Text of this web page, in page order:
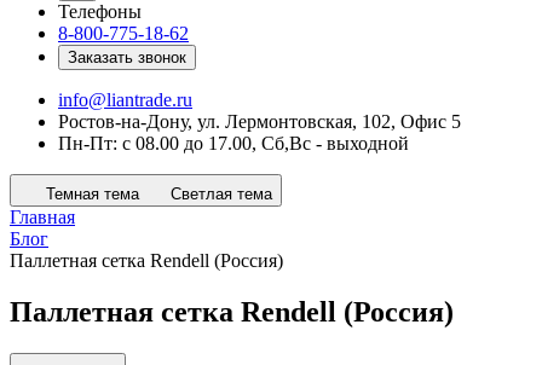
Телефоны
8-800-775-18-62
Заказать звонок
info@liantrade.ru
Ростов-на-Дону, ул. Лермонтовская, 102, Офис 5
Пн-Пт: c 08.00 до 17.00, Cб,Вс - выходной
Темная тема Светлая тема
Главная
Блог
Паллетная сетка Rendell (Россия)
Паллетная сетка Rendell (Россия)